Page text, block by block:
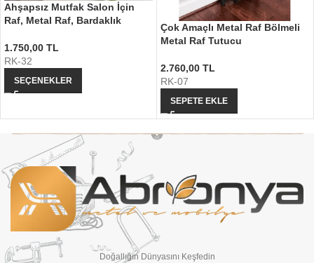
Ahşapsız Mutfak Salon İçin
Raf, Metal Raf, Bardaklık
1.750,00 TL
RK-32
SEÇENEKLER
Çok Amaçlı Metal Raf Bölmeli
Metal Raf Tutucu
2.760,00 TL
RK-07
SEPETE EKLE
Doğallığın Dünyasını Keşfedin